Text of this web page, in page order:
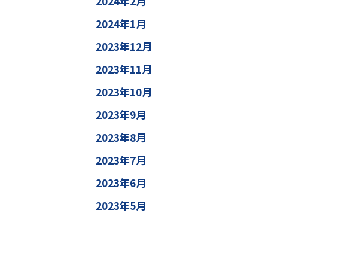
2024年1月
2023年12月
2023年11月
2023年10月
2023年9月
2023年8月
2023年7月
2023年6月
2023年5月